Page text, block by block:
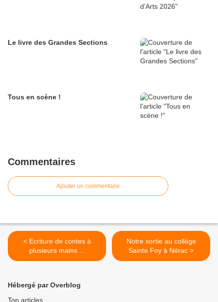
Le livre des Grandes Sections
Tous en scène !
Commentaires
Ajouter un commentaire
< Ecriture de contes à
plusieurs mains ...
Notre sortie au collège
Sainte Foy à Nérac >
Hébergé par Overblog
Top articles